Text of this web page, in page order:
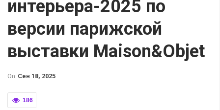
интерьера-2025 по
версии парижской
выставки Maison&Objet
On Сен 18, 2025
186